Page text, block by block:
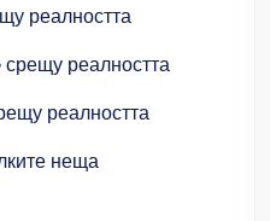
реалността
срещу реалността
реалността
неща